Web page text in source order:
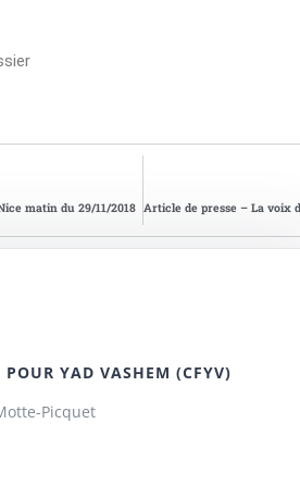
matin du 29/11/2018
YAD VASHEM (CFYV)
Picquet